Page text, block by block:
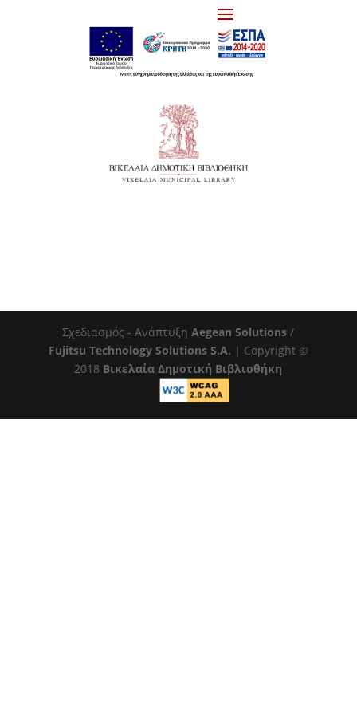
Σχεδιασμός - ΑνάπτυξηAegean Solutions /
Fujitsu Technology Solutions S.A. | Copyright ©
2018 Βικελαία Δημοτική Βιβλιοθήκη